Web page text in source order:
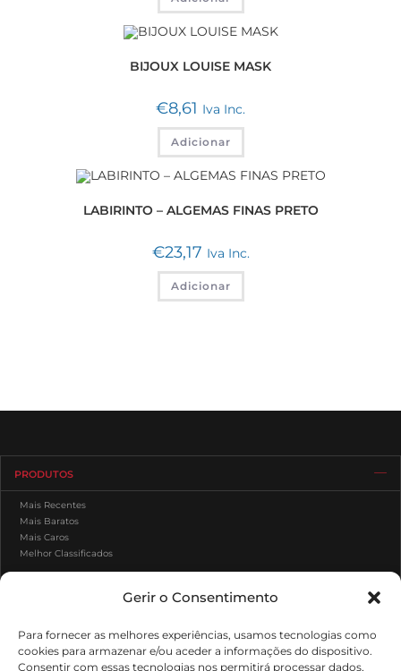
Gerir o Consentimento
Para fornecer as melhores experiências, usamos tecnologias como
cookies para armazenar e/ou aceder a informações do dispositivo.
Consentir com essas tecnologias nos permitirá processar dados,
BIJOUX LOUISE MASK
€8,61 Iva Inc.
Adicionar
LABIRINTO – ALGEMAS FINAS PRETO
€23,17 Iva Inc.
Adicionar
PRODUTOS
Mais Recentes
Mais Baratos
Mais Caros
Melhor Classificados
ÁREA DE CLIENTE